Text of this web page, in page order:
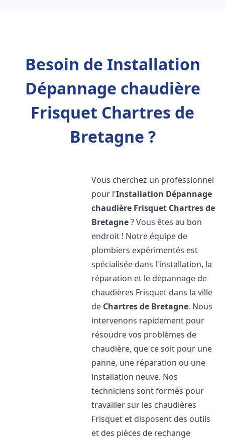
Besoin de Installation
Dépannage chaudière
Frisquet Chartres de
Bretagne ?
Vous cherchez un professionnel
pour l'Installation Dépannage
chaudière Frisquet Chartres de
Bretagne? Vous êtes au bon
endroit ! Notre équipe de
plombiers expérimentés est
spécialisée dans l'installation, la
réparation et le dépannage de
chaudières Frisquet dans la ville
de Chartres de Bretagne. Nous
intervenons rapidement pour
résoudre vos problèmes de
chaudière, que ce soit pour une
panne, une réparation ou une
installation neuve. Nos
techniciens sont formés pour
travailler sur les chaudières
Frisquet et disposent des outils
et des pièces de rechange